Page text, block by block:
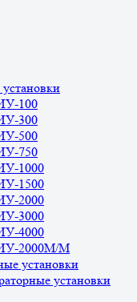
100
300
500
750
1000
1500
2000
3000
4000
ИУ-2000М/М
установки
установки